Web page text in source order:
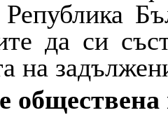
да си
на